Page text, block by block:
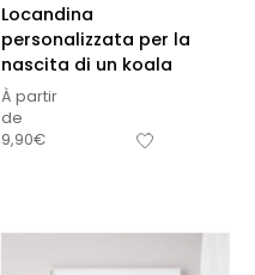
Locandina
personalizzata per la
nascita di un koala
À partir
de
9,90€